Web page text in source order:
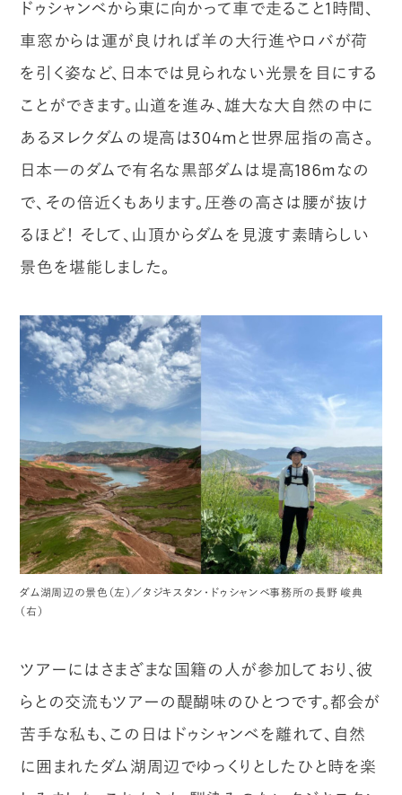
ドゥシャンベから東に向かって車で走ること1時間、
車窓からは運が良ければ羊の大行進やロバが荷
を引く姿など、日本では見られない光景を目にする
ことができます。山道を進み、雄大な大自然の中に
あるヌレクダムの堤高は304mと世界屈指の高さ。
日本一のダムで有名な黒部ダムは堤高186ｍなの
で、その倍近くもあります。圧巻の高さは腰が抜け
るほど！ そして、山頂からダムを見渡す素晴らしい
景色を堪能しました。
ダム湖周辺の景色（左）／タジキスタン・ドゥシャンベ事務所の長野 峻典
（右）
ツアーにはさまざまな国籍の人が参加しており、彼
らとの交流もツアーの醍醐味のひとつです。都会が
苦手な私も、この日はドゥシャンベを離れて、自然
に囲まれたダム湖周辺でゆっくりとしたひと時を楽